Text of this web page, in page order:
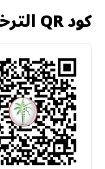
كود QR الترخيص